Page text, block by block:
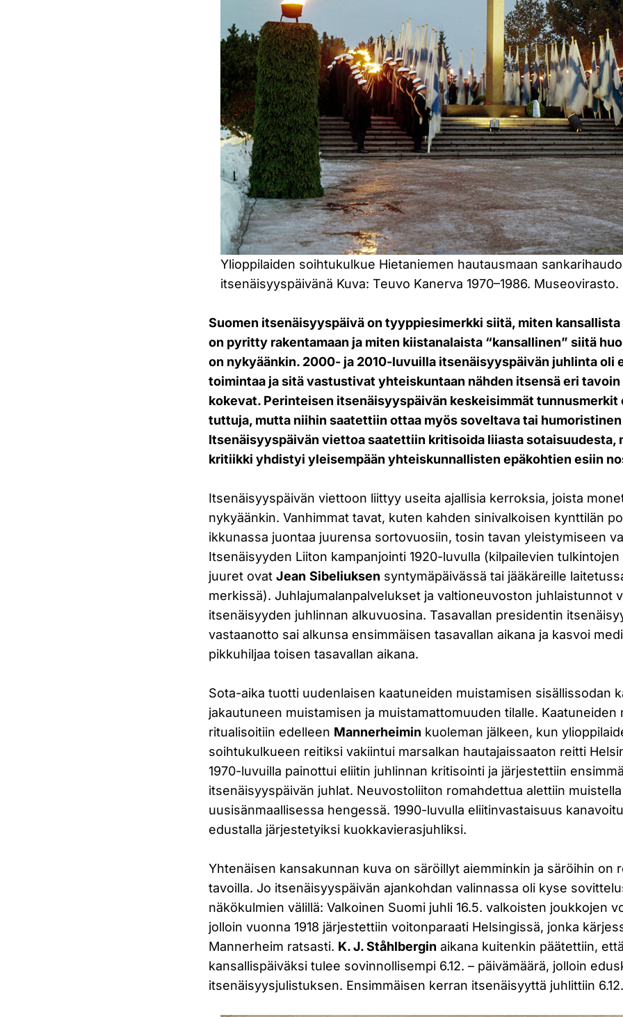
Ylioppilaiden soihtukulkue Hietaniemen hautausmaan
itsenäisyyspäivänä Kuva: Teuvo Kanerva 1970–1986. Museovirasto.
Suomen itsenäisyyspäivä on tyyppiesimerkki siitä, miten
on pyritty rakentamaan ja miten kiistanalaista “kansallinen” siitä
on nykyäänkin. 2000- ja 2010-luvuilla itsenäisyyspäivän juhlinta oli
toimintaa ja sitä vastustivat yhteiskuntaan nähden itsensä eri
kokevat. Perinteisen itsenäisyyspäivän keskeisimmät tunnusmerkit
tuttuja, mutta niihin saatettiin ottaa myös soveltava tai
Itsenäisyyspäivän viettoa saatettiin kritisoida liiasta sotaisuudesta,
kritiikki yhdistyi yleisempään yhteiskunnallisten epäkohtien esiin
Itsenäisyyspäivän viettoon liittyy useita ajallisia kerroksia, joista
nykyäänkin. Vanhimmat tavat, kuten kahden sinivalkoisen kynttilän
ikkunassa juontaa juurensa sortovuosiin, tosin tavan yleistymiseen
Itsenäisyyden Liiton kampanjointi 1920-luvulla (kilpailevien
juuret ovatJean Sibeliuksen syntymäpäivässä tai jääkäreille
merkissä). Juhlajumalanpalvelukset ja valtioneuvoston juhlaistunnot
itsenäisyyden juhlinnan alkuvuosina. Tasavallan presidentin
vastaanotto sai alkunsa ensimmäisen tasavallan aikana ja kasvoi
pikkuhiljaa toisen tasavallan aikana.
Sota-aika tuotti uudenlaisen kaatuneiden muistamisen sisällissodan
jakautuneen muistamisen ja muistamattomuuden tilalle. Kaatuneiden
ritualisoitiin edelleen Mannerheimin kuoleman jälkeen, kun
soihtukulkueen reitiksi vakiintui marsalkan hautajaissaaton reitti
1970-luvuilla painottui eliitin juhlinnan kritisointi ja järjestettiin
itsenäisyyspäivän juhlat. Neuvostoliiton romahdettua alettiin
uusisänmaallisessa hengessä. 1990-luvulla eliitinvastaisuus
edustalla järjestetyiksi kuokkavierasjuhliksi.
Yhtenäisen kansakunnan kuva on säröillyt aiemminkin ja säröihin on
tavoilla. Jo itsenäisyyspäivän ajankohdan valinnassa oli kyse
näkökulmien välillä: Valkoinen Suomi juhli 16.5. valkoisten joukkojen
jolloin vuonna 1918 järjestettiin voitonparaati Helsingissä, jonka
Mannerheim ratsasti. K. J. Ståhlbergin aikana kuitenkin päätettiin,
kansallispäiväksi tulee sovinnollisempi 6.12. – päivämäärä, jolloin
itsenäisyysjulistuksen. Ensimmäisen kerran itsenäisyyttä juhlittiin